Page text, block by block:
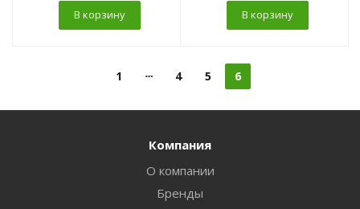
В корзину В корзину
1 4 5 6
Компания
О компании
Бренды